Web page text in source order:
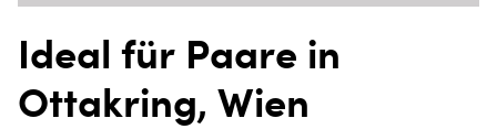
Ideal für Paare in
Ottakring, Wien